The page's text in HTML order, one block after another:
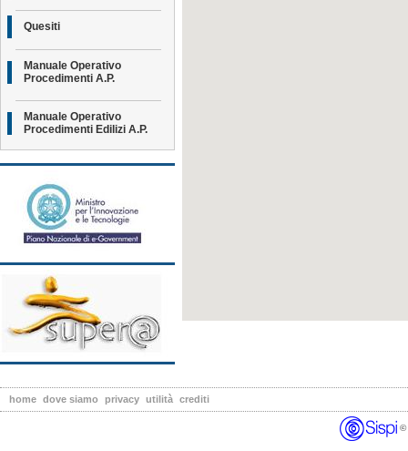
Quesiti
Manuale Operativo
Procedimenti A.P.
Manuale Operativo
Procedimenti Edilizi A.P.
home dove siamo privacy utilità crediti
©